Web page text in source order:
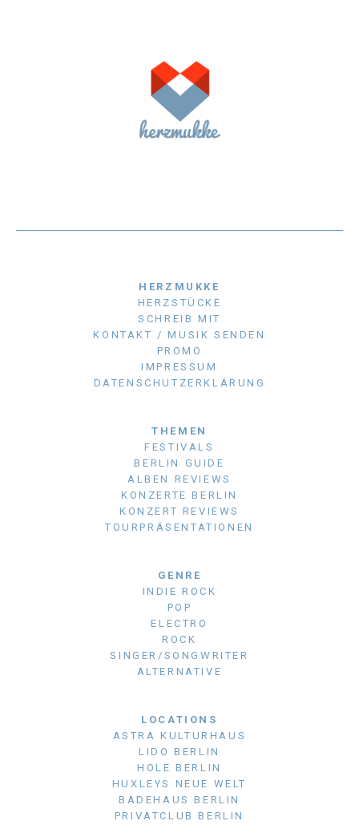
HERZMUKKE
HERZSTÜCKE
SCHREIB MIT
KONTAKT / MUSIK SENDEN
PROMO
IMPRESSUM
DATENSCHUTZERKLÄRUNG
THEMEN
FESTIVALS
BERLIN GUIDE
ALBEN REVIEWS
KONZERTE BERLIN
KONZERT REVIEWS
TOURPRÄSENTATIONEN
GENRE
INDIE ROCK
POP
ELECTRO
ROCK
SINGER/SONGWRITER
ALTERNATIVE
LOCATIONS
ASTRA KULTURHAUS
LIDO BERLIN
HOLE BERLIN
HUXLEYS NEUE WELT
BADEHAUS BERLIN
PRIVATCLUB BERLIN